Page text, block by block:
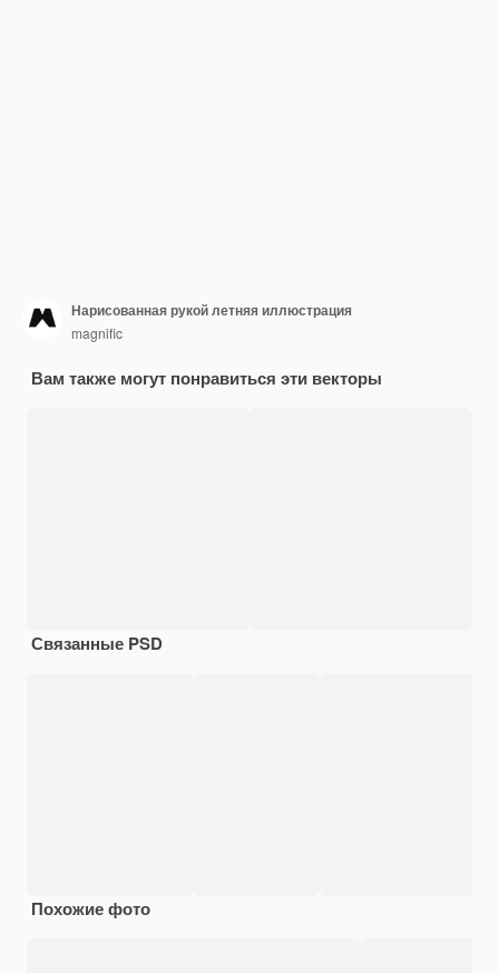
Нарисованная рукой летняя иллюстрация
magnific
Вам также могут понравиться эти векторы
Связанные PSD
Похожие фото